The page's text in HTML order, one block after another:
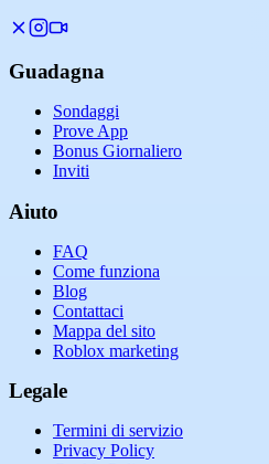
Guadagna
Sondaggi
Prove App
Bonus Giornaliero
Inviti
Aiuto
FAQ
Come funziona
Blog
Contattaci
Mappa del sito
Roblox marketing
Legale
Termini di servizio
Privacy Policy